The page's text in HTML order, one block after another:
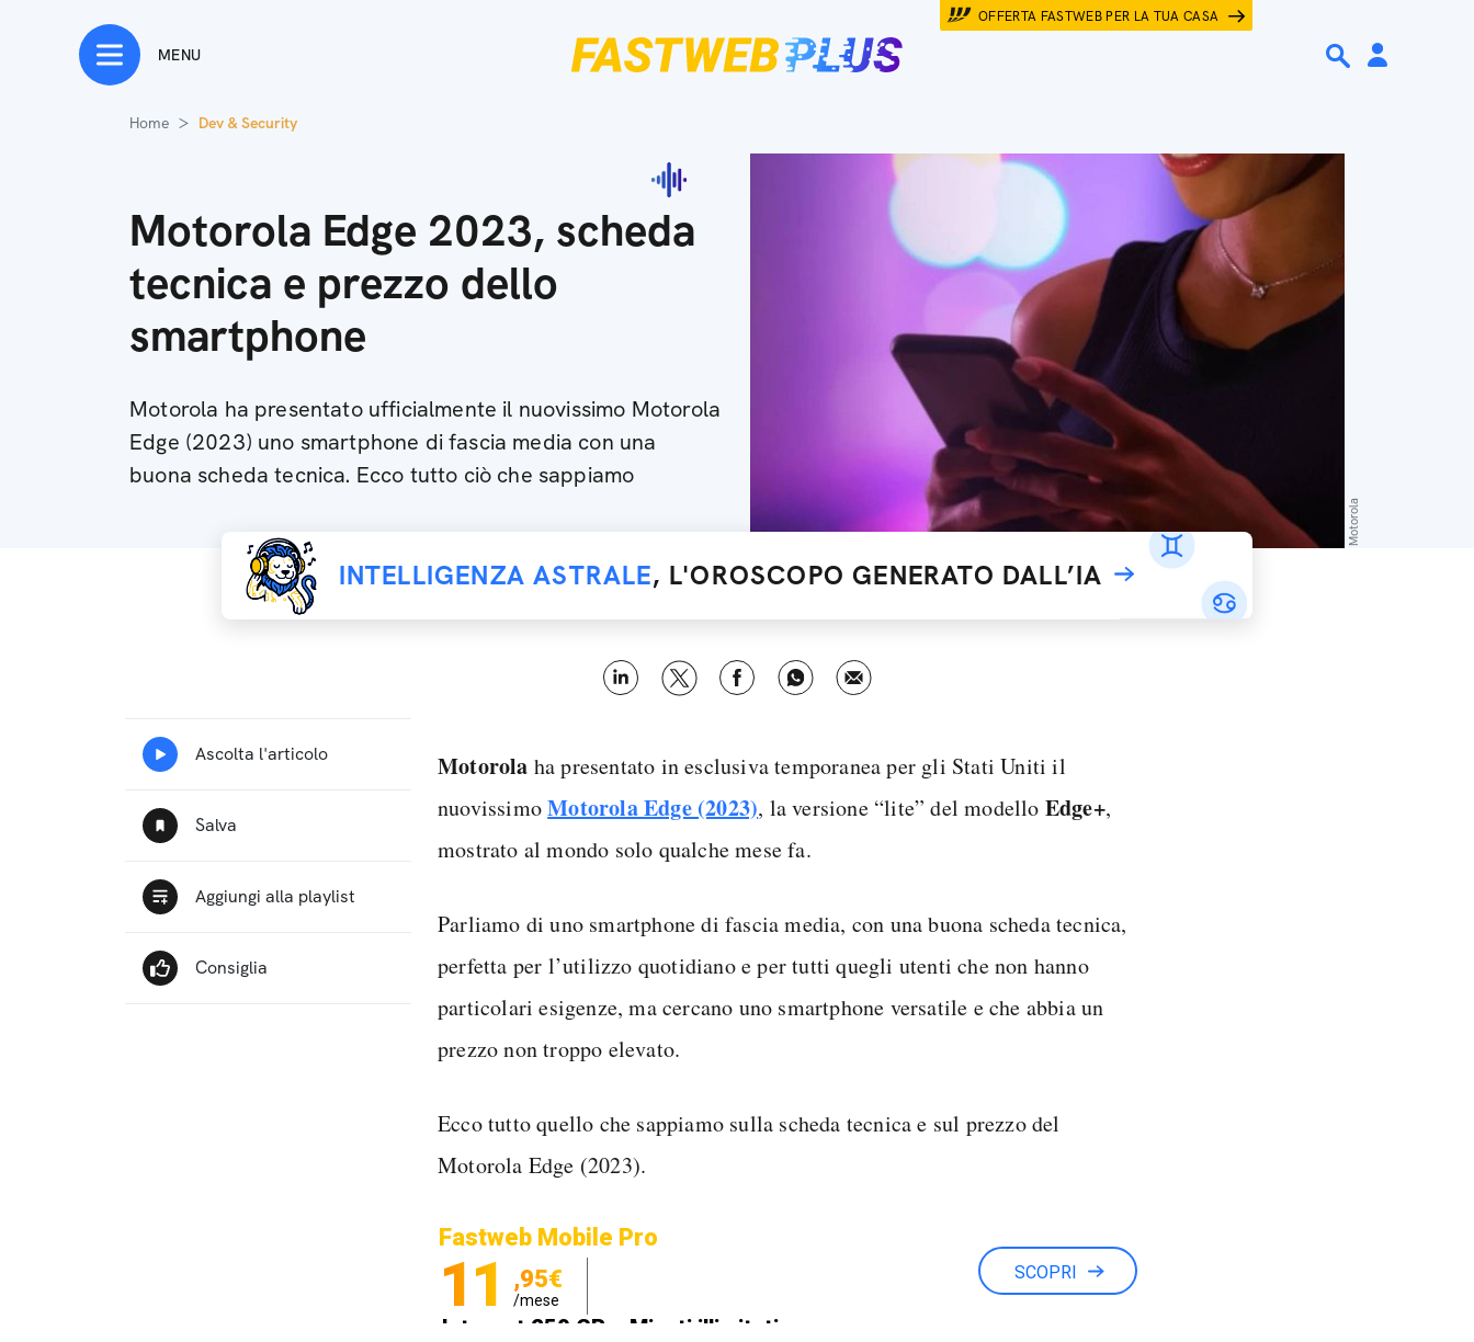
OFFERTA FASTWEB PER LA TUA CASA
MENU
Home Dev & Security
Motorola Edge 2023, scheda
tecnica e prezzo dello
smartphone
Motorola ha presentato ufficialmente il nuovissimo Motorola
Edge (2023) uno smartphone di fascia media con una
buona scheda tecnica. Ecco tutto ciò che sappiamo
Motorola
INTELLIGENZA ASTRALE, L'OROSCOPO GENERATO DALL’IA
Motorola ha presentato in esclusiva temporanea per gli Stati Uniti il
nuovissimoMotorola Edge (2023), la versione “lite” del modello Edge+,
mostrato al mondo solo qualche mese fa.
Parliamo di uno smartphone di fascia media, con una buona scheda tecnica,
perfetta per l’utilizzo quotidiano e per tutti quegli utenti che non hanno
particolari esigenze, ma cercano uno smartphone versatile e che abbia un
prezzo non troppo elevato.
Ecco tutto quello che sappiamo sulla scheda tecnica e sul prezzo del
Motorola Edge (2023).
Fastweb Mobile Pro
11 ,95€
/mese
Internet 250 GB e Minuti illimitati
SCOPRI